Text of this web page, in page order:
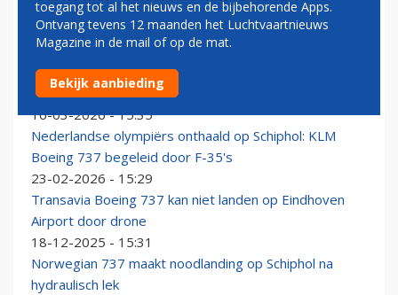
737-800
Aeroflot verkleint Business Class op deel van Boeing
737- en Airbus A320-vloot
16-03-2026 - 15:35
Nederlandse olympiërs onthaald op Schiphol: KLM
Boeing 737 begeleid door F-35's
23-02-2026 - 15:29
Transavia Boeing 737 kan niet landen op Eindhoven
Airport door drone
18-12-2025 - 15:31
Norwegian 737 maakt noodlanding op Schiphol na
hydraulisch lek
toegang tot al het nieuws en de bijbehorende Apps.
Ontvang tevens 12 maanden het Luchtvaartnieuws
Magazine in de mail of op de mat.
Bekijk aanbieding